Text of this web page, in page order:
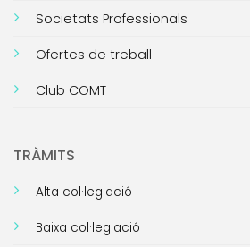
Societats Professionals
Ofertes de treball
Club COMT
TRÀMITS
Alta col·legiació
Baixa col·legiació